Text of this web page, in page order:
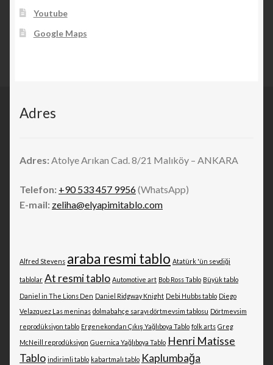
Youtube
Google Maps
Adres
Adres:Atolye Arıkan Cad. 8/21 Malıköy – ANKARA
Telefon: +90 533 457 9956(WhatsApp)
E-mail: zeliha@elyapimitablo.com
Alfred Stevens araba resmi tablo Atatürk 'ün sevdiği
tablolar At resmi tablo Automotive art Bob Ross Tablo Büyük tablo
Daniel in The Lions Den Daniel Ridgway Knight Debi Hubbs tablo Diego
Velazquez Las meninas dolmabahçe sarayı dörtmevsim tablosu Dörtmevsim
reprodüksiyon tablo Ergenekondan Çıkış Yağlıboya Tablo folk arts Greg
McNeill reprodüksiyon Guernica Yağlıboya Tablo Henri Matisse
Tablo indirimli tablo kabartmalı tablo Kaplumbağa